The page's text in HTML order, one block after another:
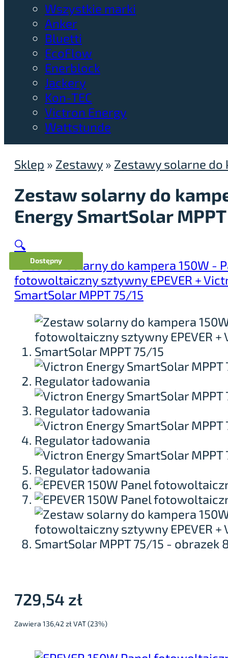
Wszystkie marki
Anker
Bluetti
EcoFlow
Enerblock
Jackery
Kon-TEC
Victron Energy
Wattstunde
Sklep » Zestawy » Zestawy solarne do
Zestaw solarny do
Energy SmartSolar
🔍
Dostępny
729,54 zł
Zawiera 136,42 zł VAT (23%)